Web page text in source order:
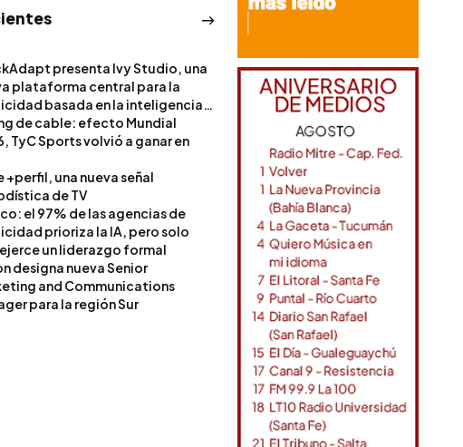
presenta Ivy Studio, una
plataforma central para la
basada en la inteligencia
de cable: efecto Mundial
TyC Sports volvió a ganar en
+perfil, una nueva señal
de TV
el 97% de las agencias de
prioriza la IA, pero solo
ejerce un liderazgo formal
designa nueva Senior
and Communications
para la región Sur